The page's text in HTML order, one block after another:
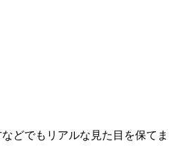
どでもリアルな見た目を保てま